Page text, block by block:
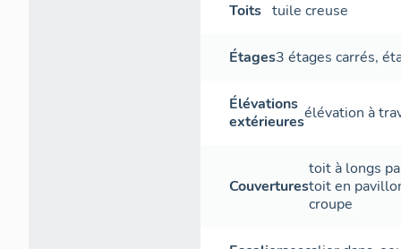
Toits tuile creuse
Étages3 étages carrés,
Élévations
extérieuresélévation à
Couvertures
toit à longs
toit en
croupe